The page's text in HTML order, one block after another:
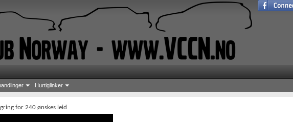
Hurtiglinker
for 240 ønskes leid